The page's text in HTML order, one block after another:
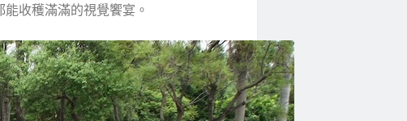
收穫滿滿的視覺饗宴。